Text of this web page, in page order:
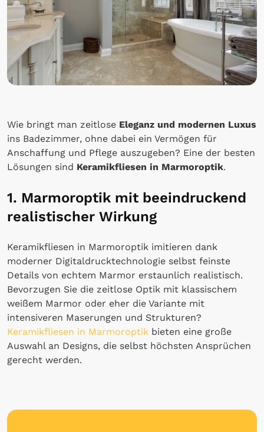
Wie bringt man zeitlose Eleganz und modernen Luxus
ins Badezimmer, ohne dabei ein Vermögen für
Anschaffung und Pflege auszugeben? Eine der besten
Lösungen sind Keramikfliesen in Marmoroptik.
1. Marmoroptik mit beeindruckend
realistischer Wirkung
Keramikfliesen in Marmoroptik imitieren dank
moderner Digitaldrucktechnologie selbst feinste
Details von echtem Marmor erstaunlich realistisch.
Bevorzugen Sie die zeitlose Optik mit klassischem
weißem Marmor oder eher die Variante mit
intensiveren Maserungen und Strukturen?
Keramikfliesen in Marmoroptik bieten eine große
Auswahl an Designs, die selbst höchsten Ansprüchen
gerecht werden.